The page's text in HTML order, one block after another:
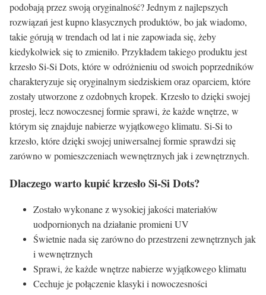
podobają przez swoją oryginalność? Jednym z najlepszych
rozwiązań jest kupno klasycznych produktów, bo jak wiadomo,
takie górują w trendach od lat i nie zapowiada się, żeby
kiedykolwiek się to zmieniło. Przykładem takiego produktu jest
krzesło Si-Si Dots, które w odróżnieniu od swoich poprzedników
charakteryzuje się oryginalnym siedziskiem oraz oparciem, które
zostały utworzone z ozdobnych kropek. Krzesło to dzięki swojej
prostej, lecz nowoczesnej formie sprawi, że każde wnętrze, w
którym się znajduje nabierze wyjątkowego klimatu. Si-Si to
krzesło, które dzięki swojej uniwersalnej formie sprawdzi się
zarówno w pomieszczeniach wewnętrznych jak i zewnętrznych.
Dlaczego warto kupić krzesło Si-Si Dots?
Zostało wykonane z wysokiej jakości materiałów
uodpornionych na działanie promieni UV
Świetnie nada się zarówno do przestrzeni zewnętrznych jak
i wewnętrznych
Sprawi, że każde wnętrze nabierze wyjątkowego klimatu
Cechuje je połączenie klasyki i nowoczesności